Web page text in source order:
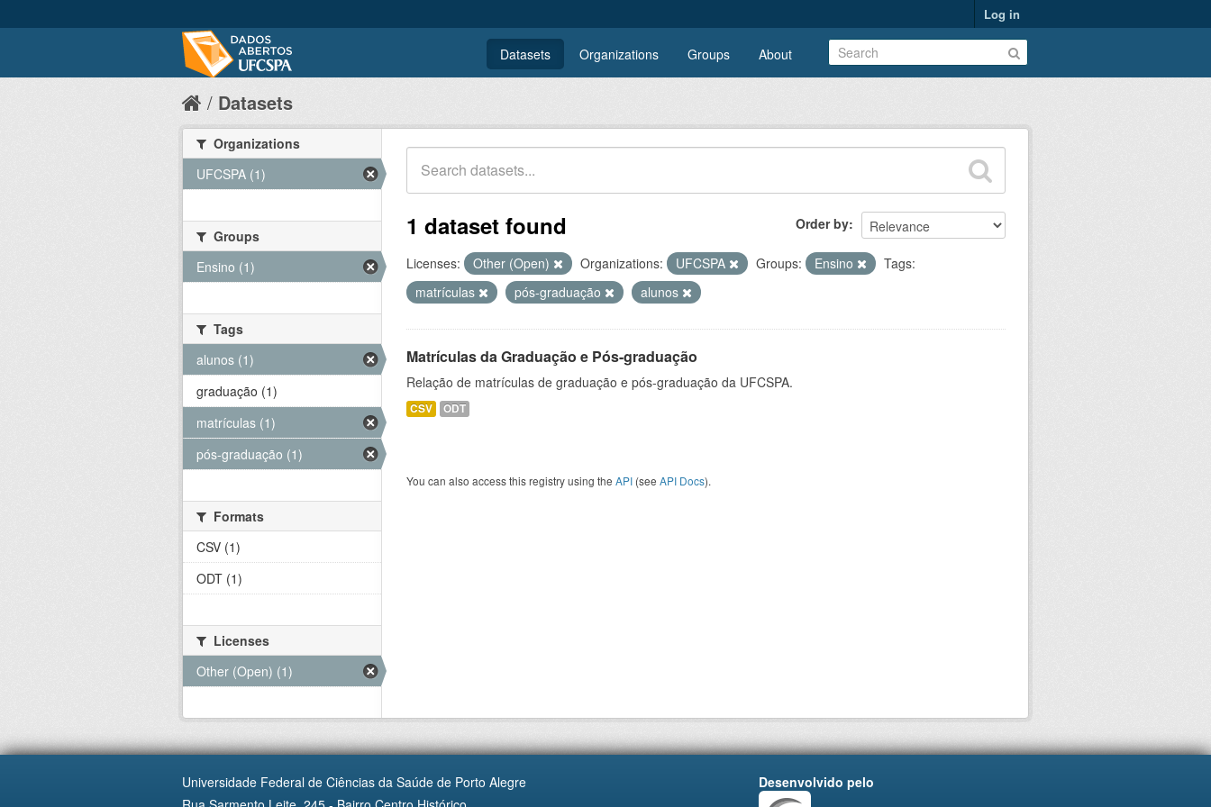
Log in
Datasets Organizations Groups About
Datasets
Order by
1 dataset found
Licenses: Other (Open) Organizations: UFCSPA Groups: Ensino
Tags:
matrículas
pós-graduação alunos
Matrículas da Graduação e Pós-graduação
Relação de matrículas de graduação e pós-graduação da UFCSPA.
CSV ODT
You can also access this registry using the API (see API Docs).
Organizations
UFCSPA (1)
Groups
Ensino (1)
Tags
alunos (1)
graduação (1)
matrículas (1)
pós-graduação (1)
Formats
CSV (1)
ODT (1)
Licenses
Other (Open) (1)
Universidade Federal de Ciências da Saúde de Porto Alegre
Desenvolvido pelo